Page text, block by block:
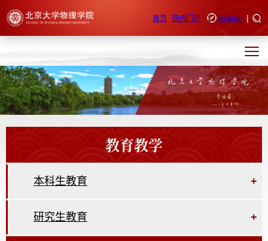
快速导航 首页 院内门户 English |
教育教学
本科生教育 +
研究生教育 +